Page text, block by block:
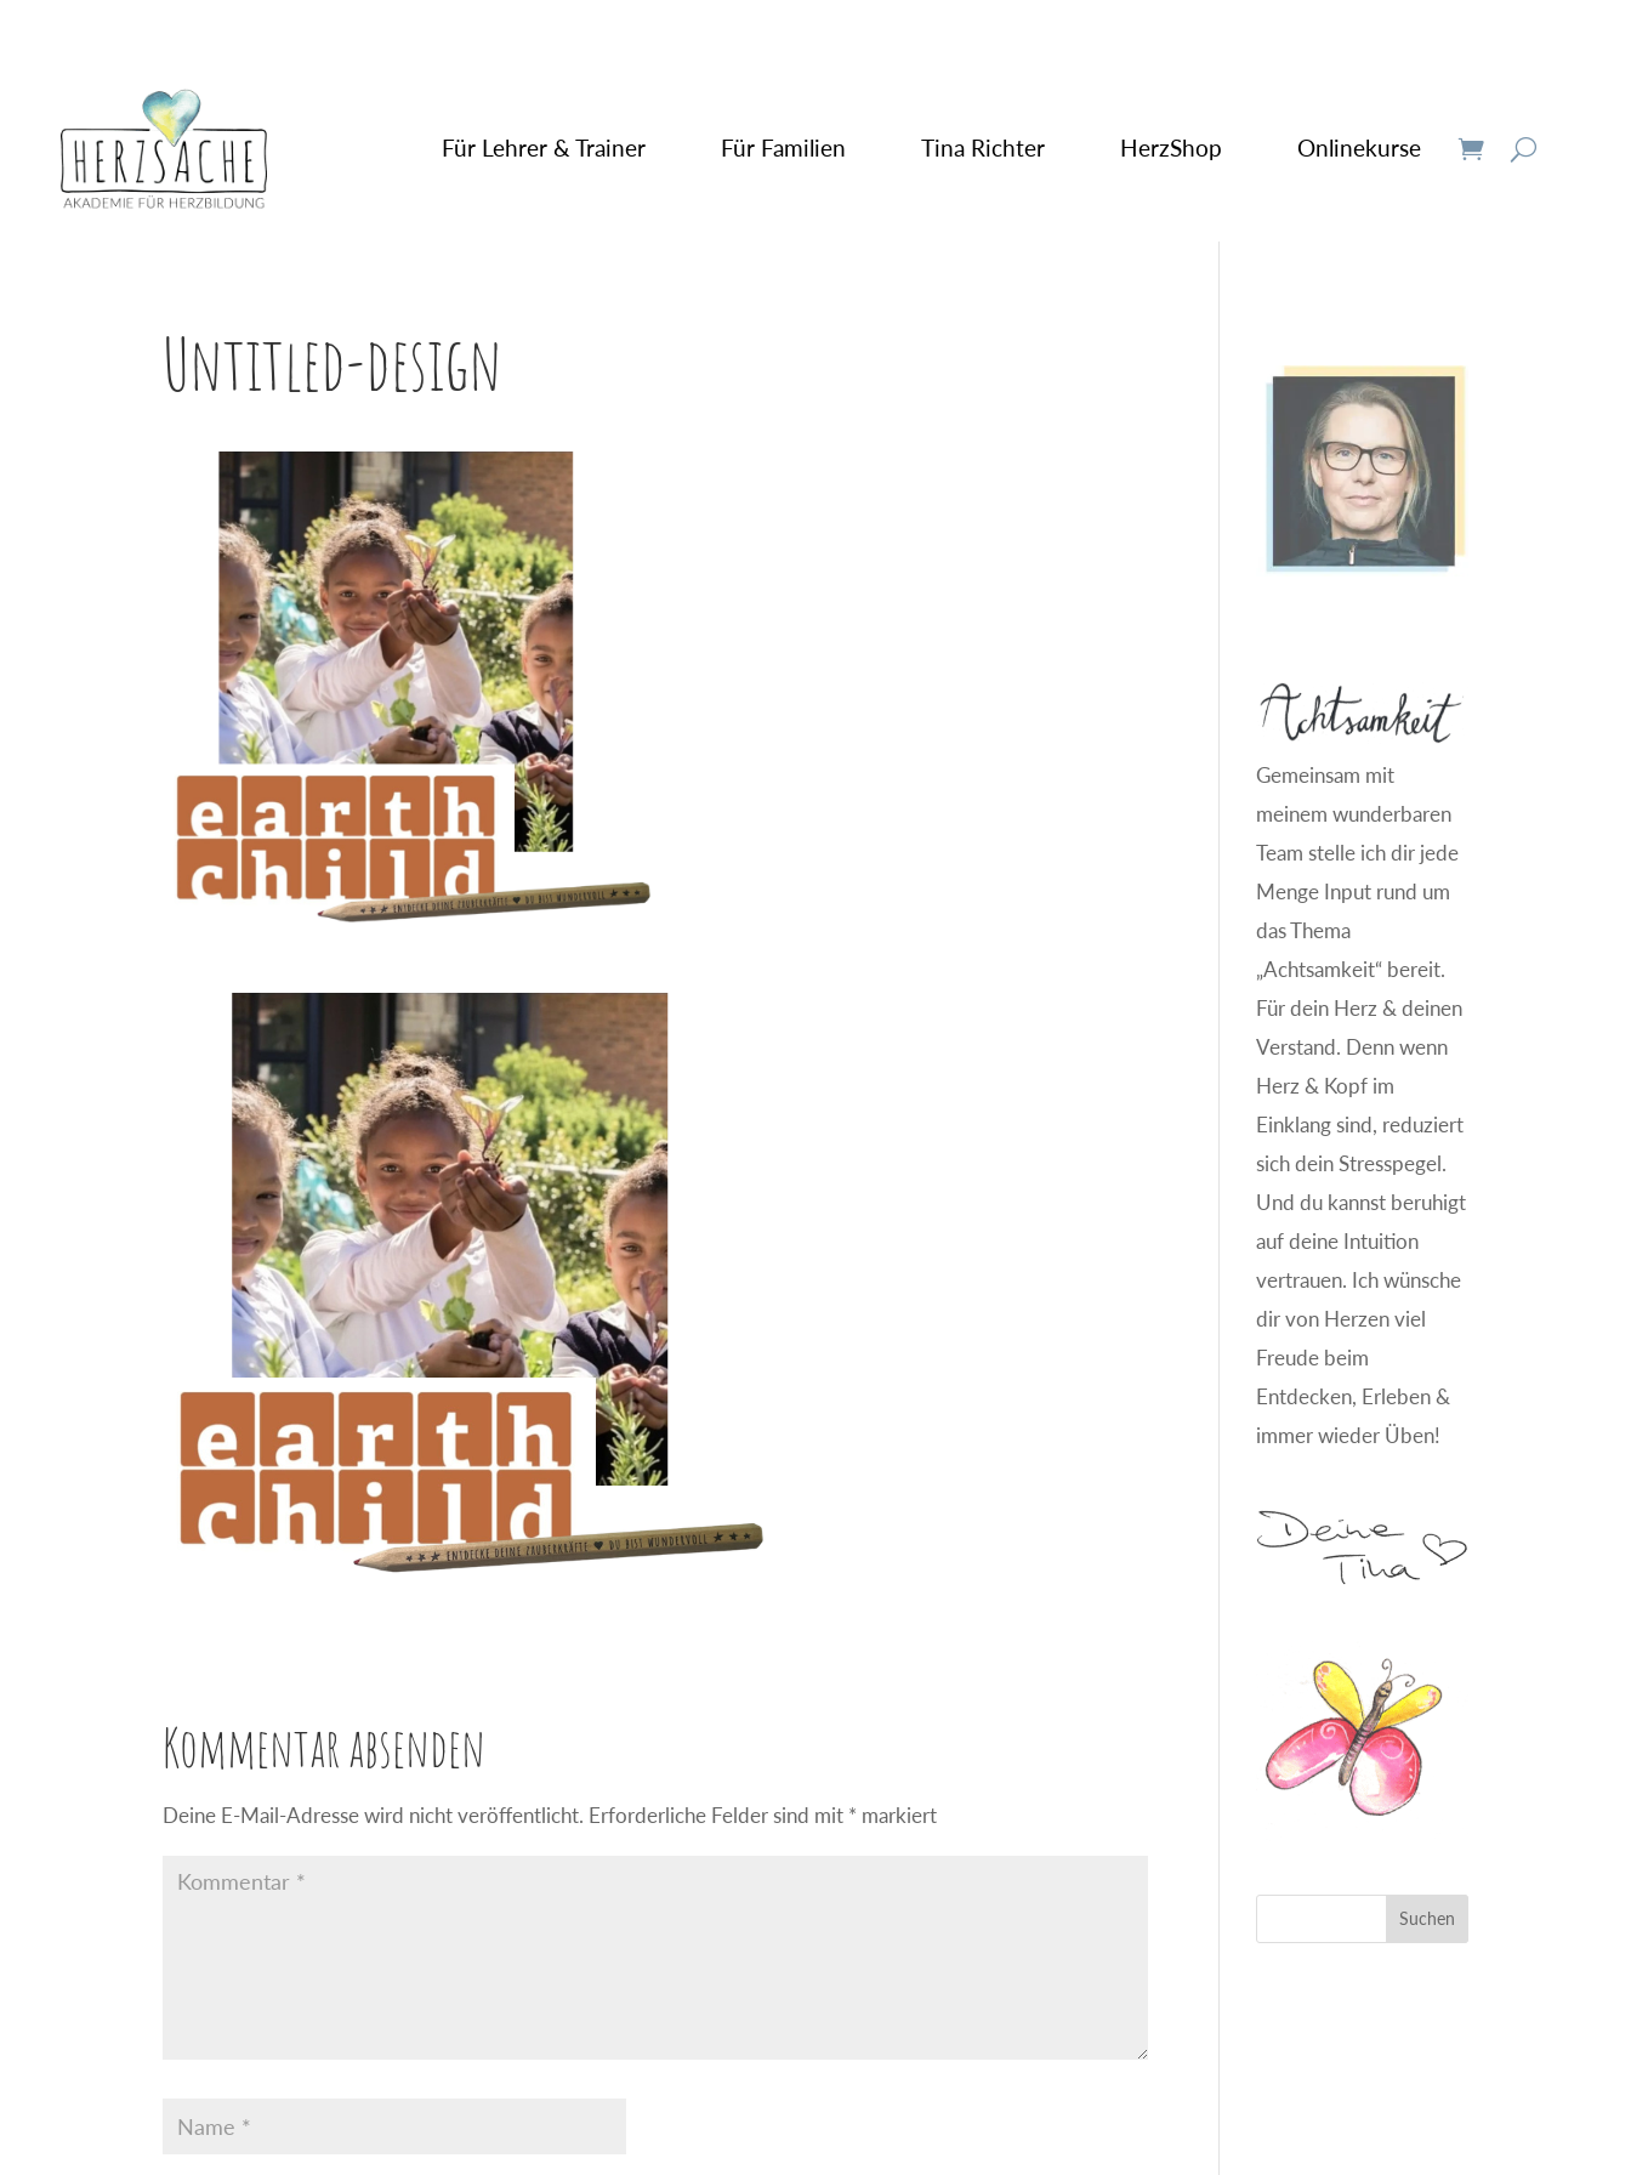
Für Lehrer & Trainer Für Familien Tina Richter HerzShop Onlinekurse
Untitled-design
Kommentar absenden
Deine E-Mail-Adresse wird nicht veröffentlicht. Erforderliche Felder sind mit * markiert
Gemeinsam mit
meinem wunderbaren
Team stelle ich dir jede
Menge Input rund um
das Thema
„Achtsamkeit“ bereit.
Für dein Herz & deinen
Verstand. Denn wenn
Herz & Kopf im
Einklang sind, reduziert
sich dein Stresspegel.
Und du kannst beruhigt
auf deine Intuition
vertrauen. Ich wünsche
dir von Herzen viel
Freude beim
Entdecken, Erleben &
immer wieder Üben!